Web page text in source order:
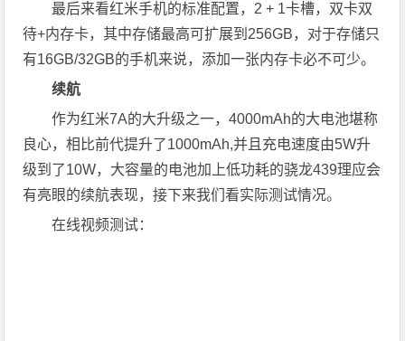
最后来看红米手机的标准配置，2 + 1卡槽，双卡双
待+内存卡，其中存储最高可扩展到256GB，对于存储只
有16GB/32GB的手机来说，添加一张内存卡必不可少。
续航
作为红米7A的大升级之一，4000mAh的大电池堪称
良心，相比前代提升了1000mAh,并且充电速度由5W升
级到了10W，大容量的电池加上低功耗的骁龙439理应会
有亮眼的续航表现，接下来我们看实际测试情况。
在线视频测试：